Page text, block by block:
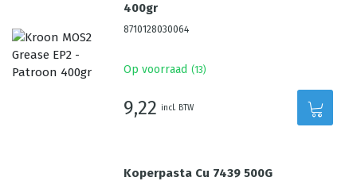
400gr
8710128030064
Op voorraad (13)
9,22 incl. BTW
Koperpasta Cu 7439 500G